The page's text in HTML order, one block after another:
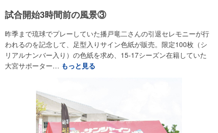
試合開始3時間前の風景③
昨季まで琉球でプレーしていた播戸竜二さんの引退セレモニーが行
われるのを記念して、足型入りサイン色紙が販売。限定100枚（シ
リアルナンバー入り）の色紙を求め、15-17シーズン在籍していた
大宮サポーター… もっと見る